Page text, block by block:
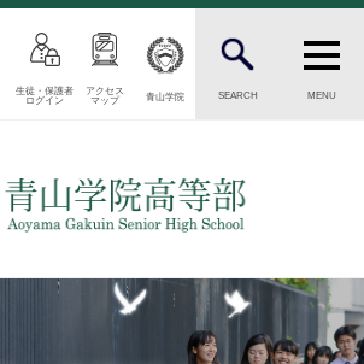
生徒・保護者
ログイン
アクセス
マップ
青山学院 SEARCH MENU